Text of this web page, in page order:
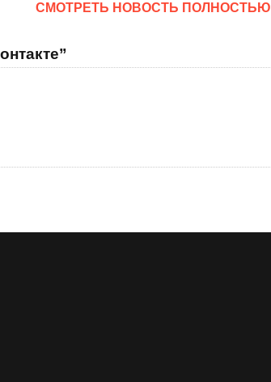
CМОТРЕТЬ НОВОСТЬ ПОЛНОСТЬЮ